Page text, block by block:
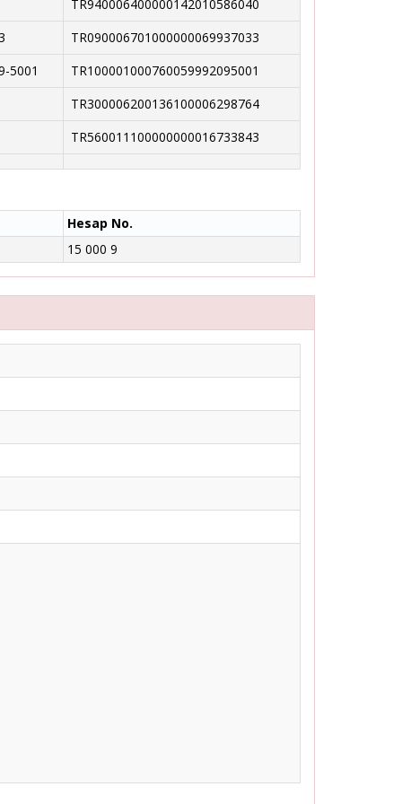
TR940006400000142010586040
TR090006701000000069937033
5001
TR100001000760059992095001
TR300006200136100006298764
TR560011100000000016733843
Hesap No.
15 000 9